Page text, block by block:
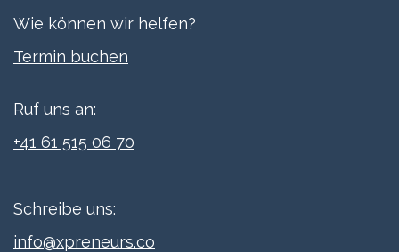
Wie können wir helfen?
Termi​n buchen
Ruf uns an:
+41 61 515 06 70
Schreibe uns:
info@xpreneurs.co